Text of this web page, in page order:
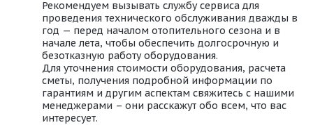
Рекомендуем вызывать службу сервиса для
проведения технического обслуживания дважды в
год — перед началом отопительного сезона и в
начале лета, чтобы обеспечить долгосрочную и
безотказную работу оборудования.
Для уточнения стоимости оборудования, расчета
сметы, получения подробной информации по
гарантиям и другим аспектам свяжитесь с нашими
менеджерами – они расскажут обо всем, что вас
интересует.